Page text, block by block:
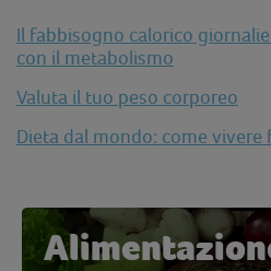
Il fabbisogno calorico
con il metabolismo
Valuta il tuo peso corporeo
Dieta dal mondo: come vivere